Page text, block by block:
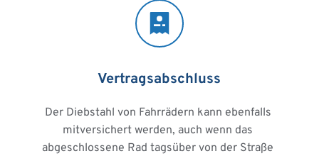
Vertragsabschluss
Der Diebstahl von Fahrrädern kann ebenfalls
mitversichert werden, auch wenn das
abgeschlossene Rad tagsüber von der Straße